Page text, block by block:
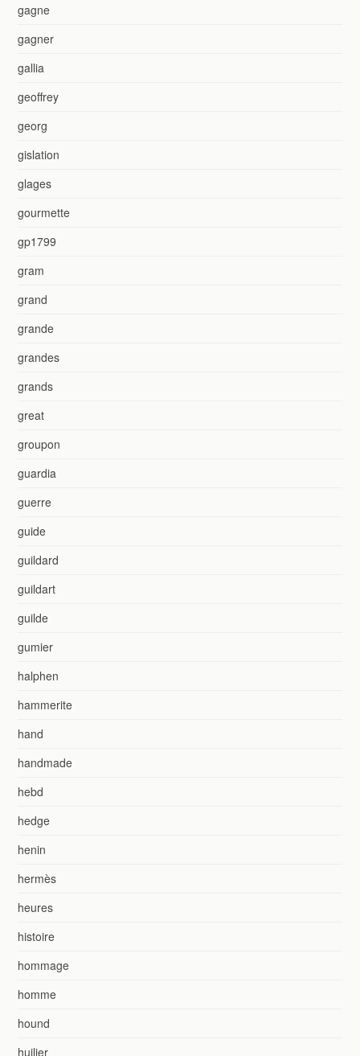
gagne
gagner
gallia
geoffrey
georg
gislation
glages
gourmette
gp1799
gram
grand
grande
grandes
grands
great
groupon
guardia
guerre
guide
guildard
guildart
guilde
gumier
halphen
hammerite
hand
handmade
hebd
hedge
henin
hermès
heures
histoire
hommage
homme
hound
huilier